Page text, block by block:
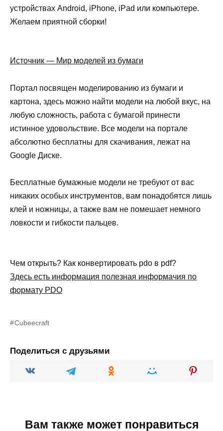
устройствах Android, iPhone, iPad или компьютере.
Желаем приятной сборки!
Источник — Мир моделей из бумаги
Портал посвящен моделированию из бумаги и
картона, здесь можно найти модели на любой вкус, на
любую сложность, работа с бумагой принести
истинное удовольствие. Все модели на портале
абсолютно бесплатны для скачивания, лежат на
Google Диске.
Бесплатные бумажные модели не требуют от вас
никаких особых инструментов, вам понадобятся лишь
клей и ножницы, а также вам не помешает немного
ловкости и гибкости пальцев.
Чем открыть? Как конвертировать pdo в pdf?
Здесь есть информация полезная информачия по
формату PDO
Cubeecraft
Поделиться с друзьями
Вам также может понравиться